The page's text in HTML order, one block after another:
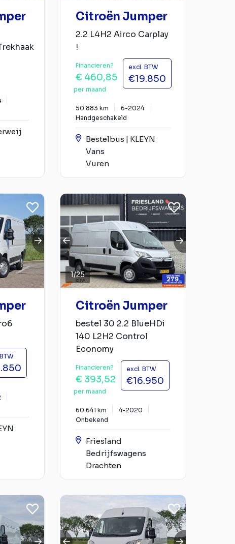
Citroën Jumper
2.2 L4H2 Airco Carplay
!
Financieren?
€ 460,85
per maand
excl. BTW
€19.850
50.883 km
6-2024
Handgeschakeld
Bestelbus | KLEYN
Vans
Vuren
1/25
Citroën Jumper
bestel 30 2.2 BlueHDi
140 L2H2 Control
Economy
Financieren?
€ 393,52
per maand
excl. BTW
€16.950
60.641 km
4-2020
Onbekend
Friesland
Bedrijfswagens
Drachten